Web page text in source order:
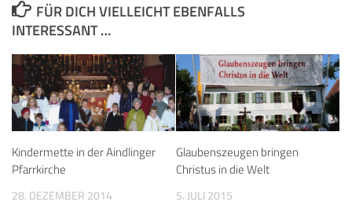
FÜR DICH VIELLEICHT EBENFALLS
INTERESSANT …
Kindermette in der Aindlinger
Pfarrkirche
28. DEZEMBER 2014
Glaubenszeugen bringen
Christus in die Welt
5. JULI 2015